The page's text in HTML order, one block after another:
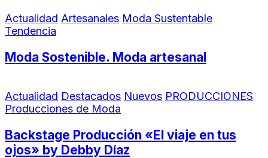
Actualidad Artesanales Moda Sustentable
Tendencia
Moda Sostenible. Moda artesanal
Actualidad Destacados Nuevos PRODUCCIONES
Producciones de Moda
Backstage Producción «El viaje en tus
ojos» by Debby Díaz